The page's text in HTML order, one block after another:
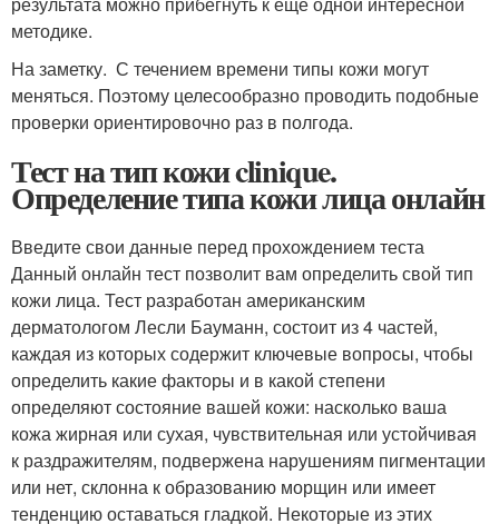
методике.
На заметку. С течением времени типы кожи могут
меняться. Поэтому целесообразно проводить подобные
проверки ориентировочно раз в полгода.
Тест на тип кожи clinique.
Определение типа кожи лица онлайн
Введите свои данные перед прохождением теста
Данный онлайн тест позволит вам определить свой тип
кожи лица. Тест разработан американским
дерматологом Лесли Бауманн, состоит из 4 частей,
каждая из которых содержит ключевые вопросы, чтобы
определить какие факторы и в какой степени
определяют состояние вашей кожи: насколько ваша
кожа жирная или сухая, чувствительная или устойчивая
к раздражителям, подвержена нарушениям пигментации
или нет, склонна к образованию морщин или имеет
тенденцию оставаться гладкой. Некоторые из этих